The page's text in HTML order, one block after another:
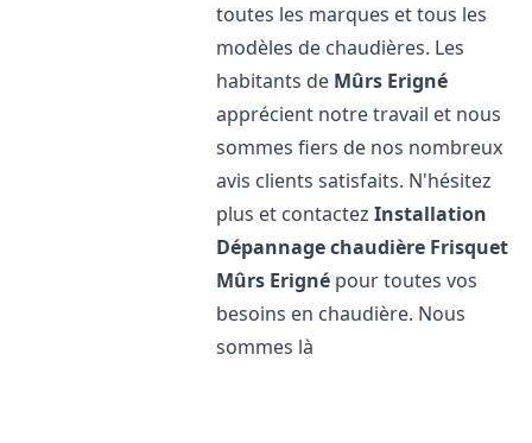
toutes les marques et tous les
modèles de chaudières. Les
habitants de Mûrs Erigné
apprécient notre travail et nous
sommes fiers de nos nombreux
avis clients satisfaits. N'hésitez
plus et contactezInstallation
Dépannage chaudière Frisquet
Mûrs Erigné pour toutes vos
besoins en chaudière. Nous
sommes là